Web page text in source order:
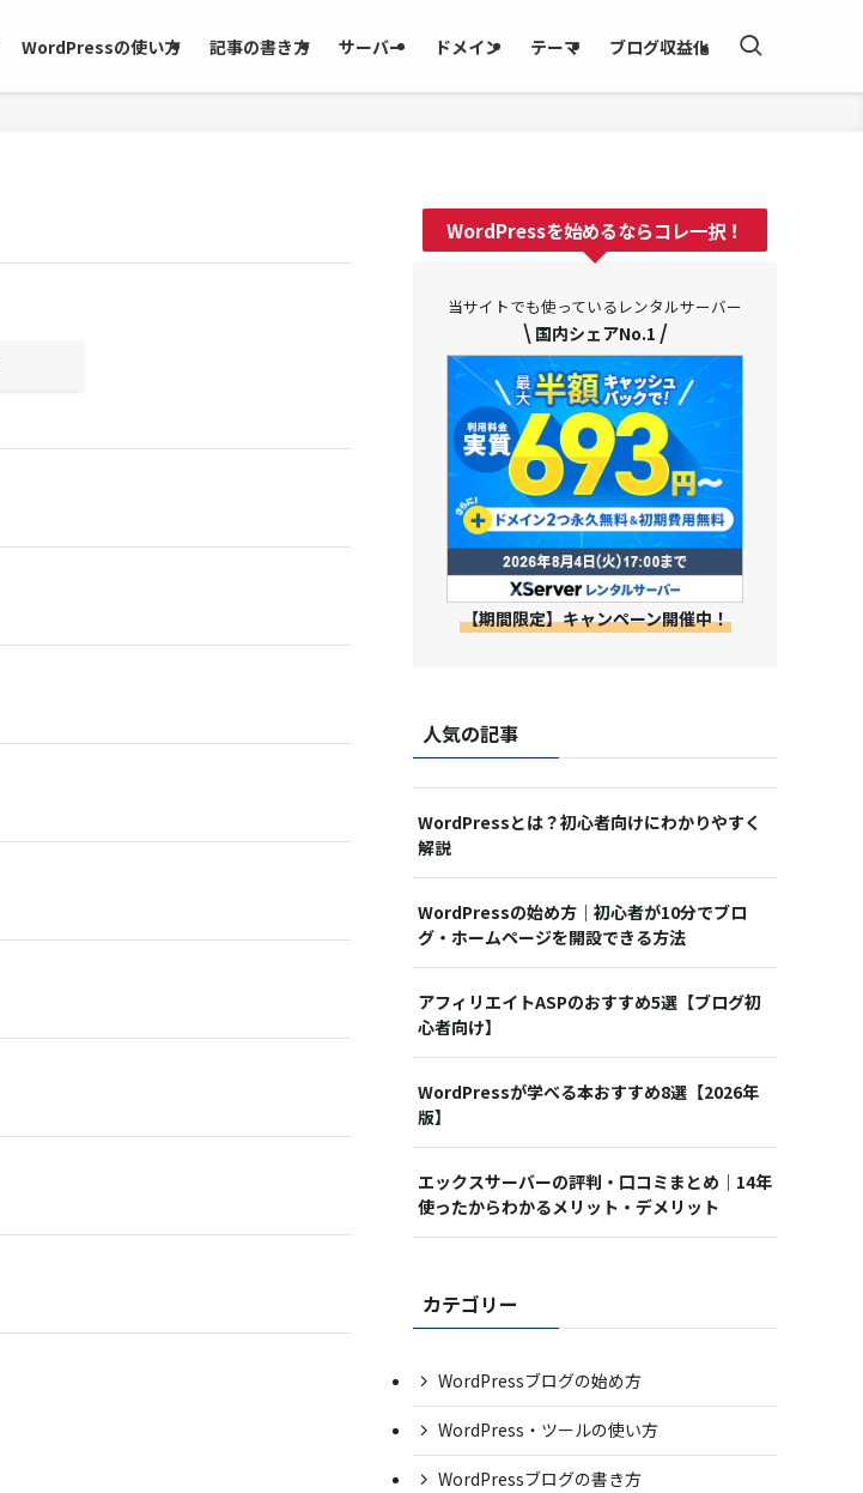
WordPressの使い方 記事の書き方 サーバー ドメイン テーマ ブログ収益化
WordPressを始めるならコレ一択！
当サイトでも使っているレンタルサーバー
\ 国内シェアNo.1 /
【期間限定】キャンペーン開催中！
人気の記事
WordPressとは？初心者向けにわかりやすく
解説
WordPressの始め方｜初心者が10分でブロ
グ・ホームページを開設できる方法
アフィリエイトASPのおすすめ5選【ブログ初
心者向け】
WordPressが学べる本おすすめ8選【2026年
版】
エックスサーバーの評判・口コミまとめ｜14年
使ったからわかるメリット・デメリット
カテゴリー
WordPressブログの始め方
WordPress・ツールの使い方
WordPressブログの書き方